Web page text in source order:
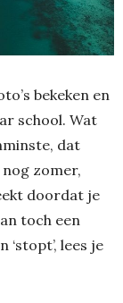
bekeken en
school. Wat
dat
zomer,
doordat je
toch een
lees je